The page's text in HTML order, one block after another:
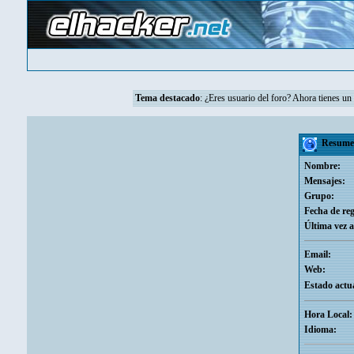
Tema destacado: ¿Eres usuario del foro? Ahora tienes
Nombre:
Mensajes:
Grupo:
Fecha de
Última vez
Email:
Web:
Estado
Hora Local:
Idioma: